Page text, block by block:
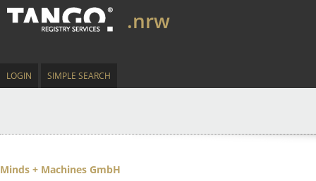
.nrw
LOGIN SIMPLE SEARCH
Minds + Machines GmbH